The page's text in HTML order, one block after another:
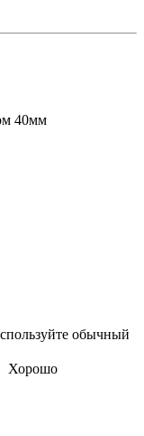
40мм
обычный
Хорошо